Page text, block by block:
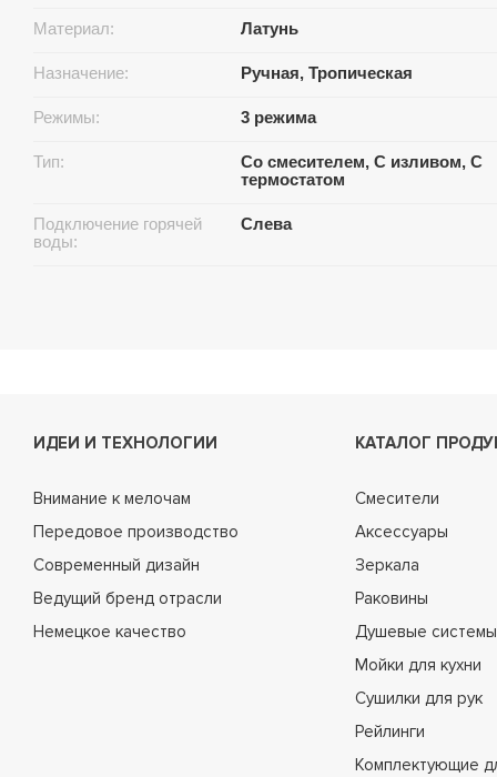
Материал: Латунь
Назначение: Ручная, Тропическая
Режимы: 3 режима
Тип:
Со смесителем, С изливом, С
термостатом
Подключение горячей
воды:
Слева
ИДЕИ И ТЕХНОЛОГИИ
Внимание к мелочам
Передовое производство
Современный дизайн
Ведущий бренд отрасли
Немецкое качество
КАТАЛОГ
Смесители
Аксессуары
Зеркала
Раковины
Душевые системы
Мойки для кухни
Сушилки для рук
Рейлинги
Комплектующие